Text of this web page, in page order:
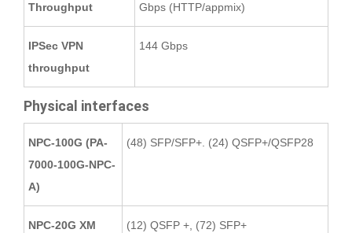
Throughput
Gbps (HTTP/appmix)
IPSec VPN
throughput
144 Gbps
Physical interfaces
NPC-100G (PA-
7000-100G-NPC-
A)
(48) SFP/SFP+. (24) QSFP+/QSFP28
NPC-20G XM
(12) QSFP +, (72) SFP+